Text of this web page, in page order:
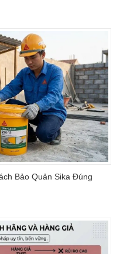
Bảo Quản Sika Đúng